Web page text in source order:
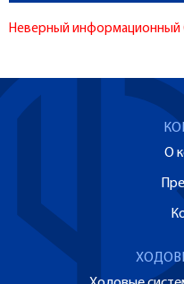
Неверный информационный
О